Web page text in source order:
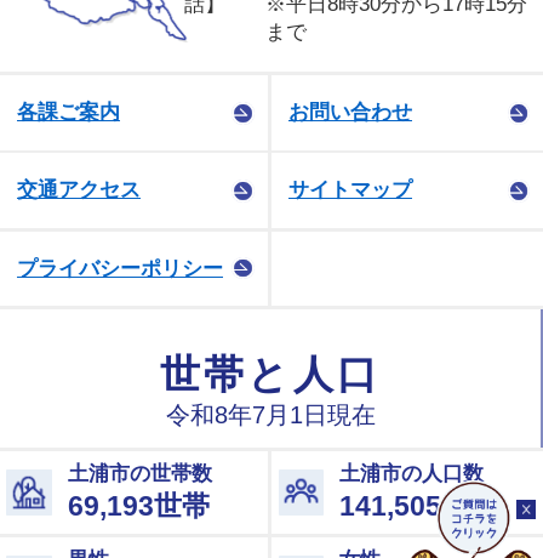
まで
各課ご案内 お問い合わせ
交通アクセス サイトマップ
プライバシーポリシー